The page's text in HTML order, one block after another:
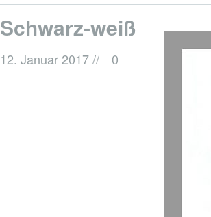
Schwarz-weiß
12. Januar 2017// 0